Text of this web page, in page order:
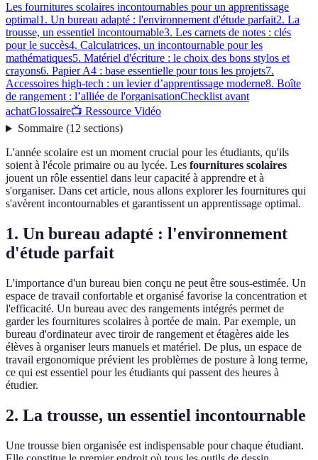
Les fournitures scolaires incontournables pour un apprentissage
optimal1. Un bureau adapté : l'environnement d'étude parfait2. La
trousse, un essentiel incontournable3. Les carnets de notes : clés
pour le succès4. Calculatrices, un incontournable pour les
mathématiques5. Matériel d'écriture : le choix des bons stylos et
crayons6. Papier A4 : base essentielle pour tous les projets7.
Accessoires high-tech : un levier d’apprentissage moderne8. Boîte
de rangement : l’alliée de l'organisationChecklist avant
achatGlossaire📺 Ressource Vidéo
Sommaire(12 sections)
L'année scolaire est un moment crucial pour les étudiants, qu'ils
soient à l'école primaire ou au lycée. Les fournitures scolaires
jouent un rôle essentiel dans leur capacité à apprendre et à
s'organiser. Dans cet article, nous allons explorer les fournitures qui
s'avèrent incontournables et garantissent un apprentissage optimal.
1. Un bureau adapté : l'environnement
d'étude parfait
L'importance d'un bureau bien conçu ne peut être sous-estimée. Un
espace de travail confortable et organisé favorise la concentration et
l'efficacité. Un bureau avec des rangements intégrés permet de
garder les fournitures scolaires à portée de main. Par exemple, un
bureau d'ordinateur avec tiroir de rangement et étagères aide les
élèves à organiser leurs manuels et matériel. De plus, un espace de
travail ergonomique prévient les problèmes de posture à long terme,
ce qui est essentiel pour les étudiants qui passent des heures à
étudier.
2. La trousse, un essentiel incontournable
Une trousse bien organisée est indispensable pour chaque étudiant.